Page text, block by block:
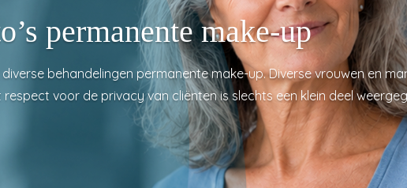
permanente make-up
behandelingen permanente make-up. Diverse vrouwen en
respect voor de privacy van cliënten is slechts een klein deel